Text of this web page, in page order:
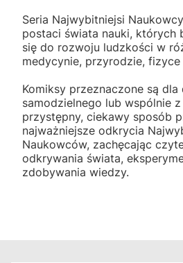
Seria Najwybitniejsi
postaci świata nauki, których
się do rozwoju ludzkości w
medycynie, przyrodzie,
Komiksy przeznaczone są
samodzielnego lub wspólnie
przystępny, ciekawy sposób
najważniejsze odkrycia
Naukowców, zachęcając
odkrywania świata,
zdobywania wiedzy.